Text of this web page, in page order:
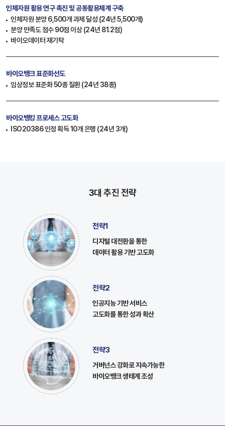
인체자원 활용 연구 촉진 및 공동활용체계 구축
인체자원 분양 6,500개 과제 달성 (24년 5,500개)
분양 만족도 점수 90점 이상 (24년 81.2점)
바이오데이터 재기탁
바이오뱅크 표준화선도
임상정보 표준화 50종 질환 (24년 38종)
바이오뱅킹 프로세스 고도화
ISO20386 인정 획득 10개 은행 (24년 3개)
3대 추진 전략
전략1
디지털 대전환을 통한
데이터 활용 기반 고도화
전략2
인공지능 기반 서비스
고도화를 통한 성과 확산
전략3
거버넌스 강화로 지속가능한
바이오뱅크 생태계 조성